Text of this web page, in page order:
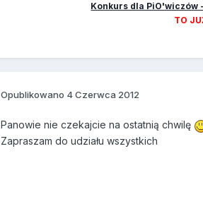
Konkurs dla PiO'wiczów
TO
Opublikowano 4 Czerwca 2012
Panowie nie czekajcie na ostatnią chwilę
Zapraszam do udziału wszystkich